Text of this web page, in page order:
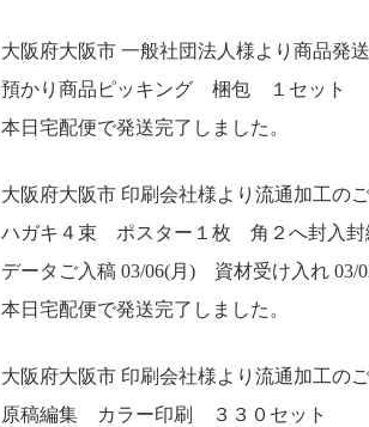
大阪府大阪市 一般社団法人様より商品発
預かり商品ピッキング 梱包 １セット
本日宅配便で発送完了しました。
大阪府大阪市 印刷会社様より流通加工の
ハガキ４束 ポスター１枚 角２へ封入
データご入稿 03/06(月) 資材受け入れ 03/
本日宅配便で発送完了しました。
大阪府大阪市 印刷会社様より流通加工の
原稿編集 カラー印刷 ３３０セット